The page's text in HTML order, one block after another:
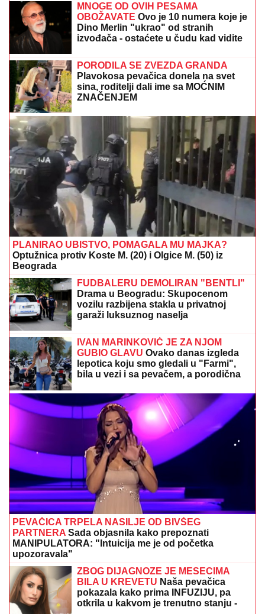
MNOGE OD OVIH PESAMA
OBOŽAVATE Ovo je 10 numera koje je
Dino Merlin "ukrao" od stranih
izvođača - ostaćete u čudu kad vidite
PORODILA SE ZVEZDA GRANDA
Plavokosa pevačica donela na svet
sina, roditelji dali ime sa MOĆNIM
ZNAČENJEM
PLANIRAO UBISTVO, POMAGALA MU MAJKA?
Optužnica protiv Koste M. (20) i Olgice M. (50) iz
Beograda
FUDBALERU DEMOLIRAN "BENTLI"
Drama u Beogradu: Skupocenom
vozilu razbijena stakla u privatnoj
garaži luksuznog naselja
IVAN MARINKOVIĆ JE ZA NJOM
GUBIO GLAVU Ovako danas izgleda
lepotica koju smo gledali u "Farmi",
bila u vezi i sa pevačem, a porodična
PEVAČICA TRPELA NASILJE OD BIVŠEG
PARTNERA Sada objasnila kako prepoznati
MANIPULATORA: "Intuicija me je od početka
upozoravala"
ZBOG DIJAGNOZE JE MESECIMA
BILA U KREVETU Naša pevačica
pokazala kako prima INFUZIJU, pa
otkrila u kakvom je trenutno stanju -